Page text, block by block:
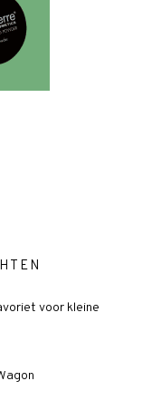
voor kleine